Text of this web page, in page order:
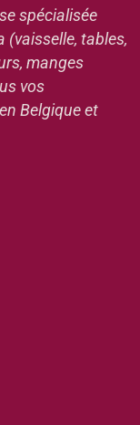
spécialisée
(vaisselle, tables,
manges
vos
Belgique et